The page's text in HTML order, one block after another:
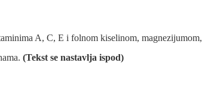
A, C, E i folnom kiselinom, magnezijumom,
(Tekst se nastavlja ispod)